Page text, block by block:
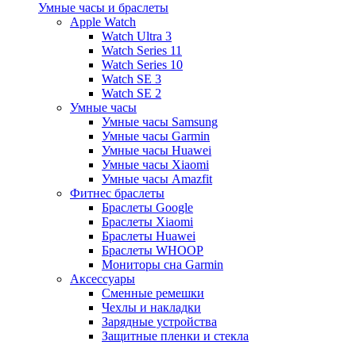
Умные часы и браслеты
Apple Watch
Watch Ultra 3
Watch Series 11
Watch Series 10
Watch SE 3
Watch SE 2
Умные часы
Умные часы Samsung
Умные часы Garmin
Умные часы Huawei
Умные часы Xiaomi
Умные часы Amazfit
Фитнес браслеты
Браслеты Google
Браслеты Xiaomi
Браслеты Huawei
Браслеты WHOOP
Мониторы сна Garmin
Аксессуары
Сменные ремешки
Чехлы и накладки
Зарядные устройства
Защитные пленки и стекла